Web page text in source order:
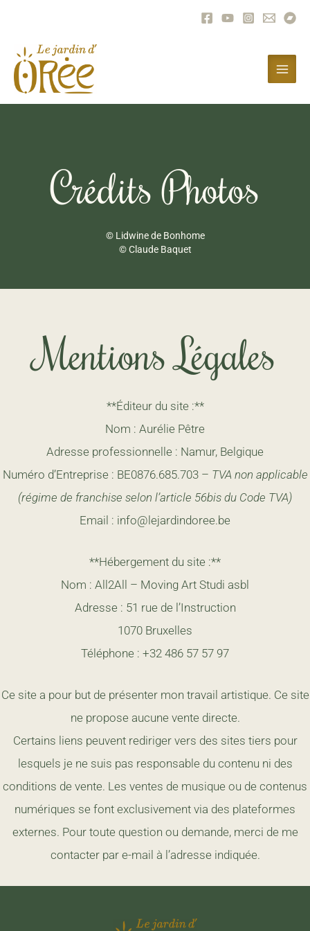
content
Crédits Photos
© Lidwine de Bonhome
© Claude Baquet
Mentions Légales
**Éditeur du site :**
Nom : Aurélie Pêtre
Adresse professionnelle : Namur, Belgique
Numéro d’Entreprise : BE0876.685.703 – TVA non applicable
(régime de franchise selon l’article 56bis du Code TVA)
Email : info@lejardindoree.be
**Hébergement du site :**
Nom : All2All – Moving Art Studi asbl
Adresse : 51 rue de l’Instruction
1070 Bruxelles
Téléphone : +32 486 57 57 97
Ce site a pour but de présenter mon travail artistique. Ce site
ne propose aucune vente directe.
Certains liens peuvent rediriger vers des sites tiers pour
lesquels je ne suis pas responsable du contenu ni des
conditions de vente. Les ventes de musique ou de contenus
numériques se font exclusivement via des plateformes
externes. Pour toute question ou demande, merci de me
contacter par e-mail à l’adresse indiquée.